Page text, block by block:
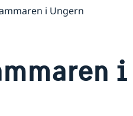
i Ungern
i